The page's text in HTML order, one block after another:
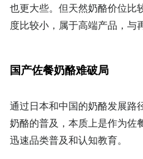
也更大些。但天然奶酪价位比
度比较小，属于高端产品，与
国产佐餐奶酪难破局
通过日本和中国的奶酪发展路
奶酪的普及，本质上是作为佐
迅速品类普及和认知教育。